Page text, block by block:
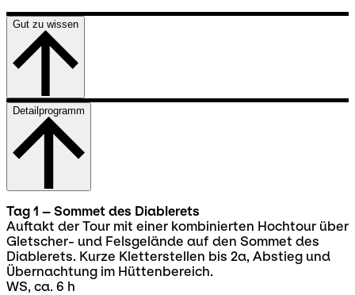
Gut zu wissen
Detailprogramm
Tag 1 – Sommet des Diablerets
Auftakt der Tour mit einer kombinierten Hochtour über
Gletscher- und Felsgelände auf den Sommet des
Diablerets. Kurze Kletterstellen bis 2a, Abstieg und
Übernachtung im Hüttenbereich.
WS, ca. 6 h